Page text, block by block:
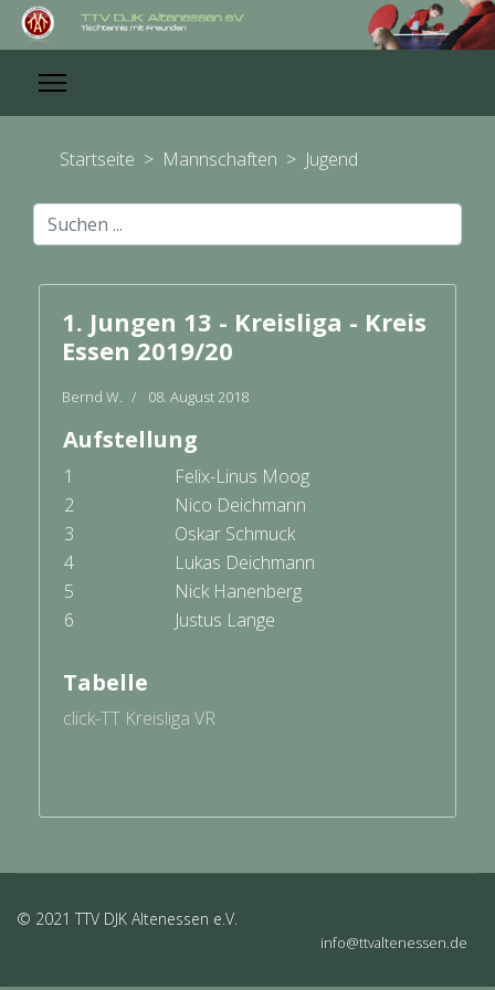
Startseite > Mannschaften > Jugend
Suchen
...
1. Jungen 13 - Kreisliga - Kreis
Essen 2019/20
Bernd W. 08. August 2018
Aufstellung
1
Felix-Linus Moog
2
Nico Deichmann
3
Oskar Schmuck
4
Lukas Deichmann
5
Nick Hanenberg
6
Justus Lange
Tabelle
click-TT Kreisliga VR
© 2021 TTV DJK Altenessen e.V.
info@ttvaltenessen.de